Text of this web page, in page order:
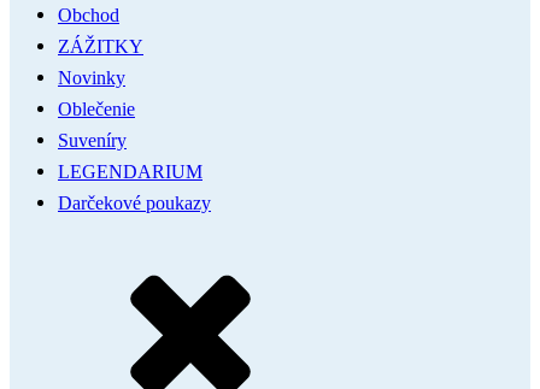
Obchod
ZÁŽITKY
Novinky
Oblečenie
Suveníry
LEGENDARIUM
Darčekové poukazy